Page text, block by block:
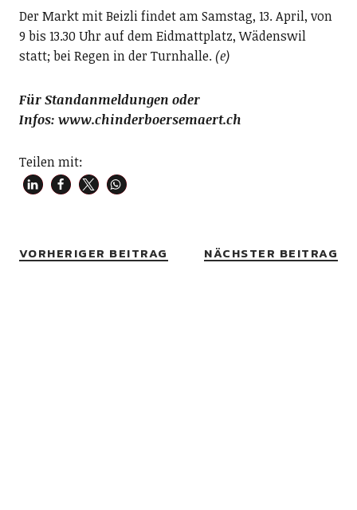
Der Markt mit Beizli findet am Samstag, 13. April, von
9 bis 13.30 Uhr auf dem Eidmattplatz, Wädenswil
statt; bei Regen in der Turnhalle.(e)
Für Standanmeldungen oder
Infos: www.chinderboersemaert.ch
Teilen mit:
VORHERIGER BEITRAG NÄCHSTER BEITRAG